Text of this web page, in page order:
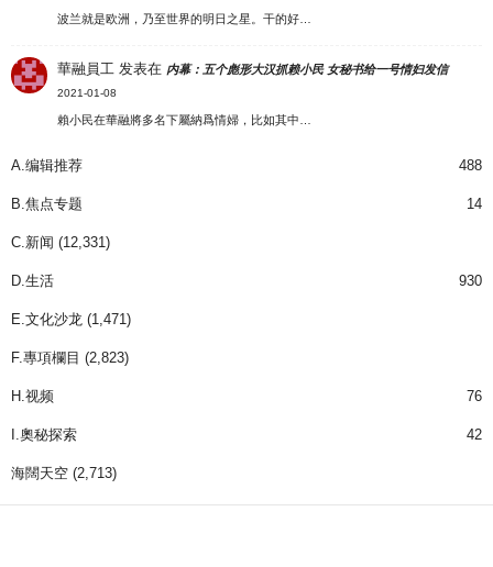
波兰就是欧洲，乃至世界的明日之星。干的好…
華融員工 发表在 内幕：五个彪形大汉抓赖小民 女秘书给一号情妇发信
2021-01-08
賴小民在華融將多名下屬納爲情婦，比如其中…
A.编辑推荐 488
B.焦点专题 14
C.新闻 (12,331)
D.生活 930
E.文化沙龙 (1,471)
F.專項欄目 (2,823)
H.视频 76
I.奧秘探索 42
海闊天空 (2,713)